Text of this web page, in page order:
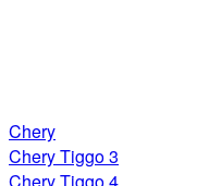
Chery
Chery Tiggo 3